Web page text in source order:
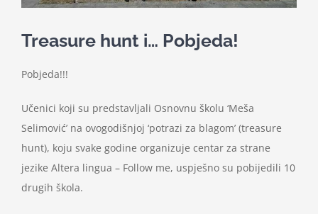
Vijeće roditelja
Kontakt
Treasure hunt i… Pobjeda!
Pobjeda!!!
Učenici koji su predstavljali Osnovnu školu ‘Meša
Selimović’ na ovogodišnjoj ‘potrazi za blagom’ (treasure
hunt), koju svake godine organizuje centar za strane
jezike Altera lingua – Follow me, uspješno su pobijedili 10
drugih škola.